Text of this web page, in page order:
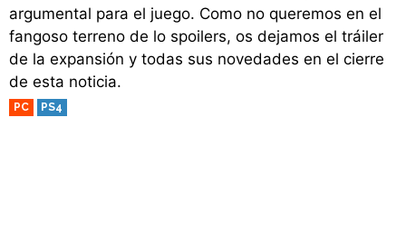
argumental para el juego. Como no queremos en el
fangoso terreno de lo spoilers, os dejamos el tráiler
de la expansión y todas sus novedades en el cierre
de esta noticia.
PC PS4